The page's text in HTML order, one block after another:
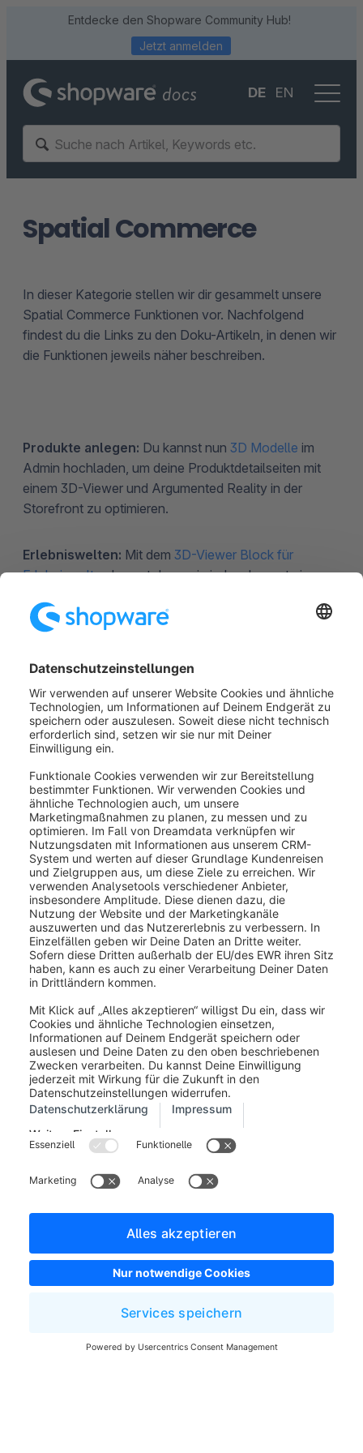
Entdecke den Shopware Community Hub!
Jetzt anmelden
DE EN
Spatial Commerce
In dieser Kategorie stellen wir dir gesammelt unsere
Spatial Commerce Funktionen vor. Nachfolgend
findest du die Links zu den Doku-Artikeln, in denen wir
die Funktionen jeweils näher beschreiben.
Produkte anlegen: Du kannst nun 3D Modelle im
Admin hochladen, um deine Produktdetailseiten mit
einem 3D-Viewer und Argumented Reality in der
Storefront zu optimieren.
Erlebniswelten: Mit dem 3D-Viewer Block für
Erlebnisweltenkannst du nun in jedem Layout ein
Instorier, den norwegischen Experten für digitales
die fünf verschiedene3D Elementefür die
Erlebniswelten bietet, um deine Produkte innovativ zu
präsentieren.
Scene Editor:Mit demScene Editor(Blueprint)
kannst du verschiedenste 3D Szenen erstellen, dein
Produkt platzieren und einfach Bilder generieren.
Erstelle unbegrenzt Bilder von deinen Szenen, die
perfekt auf deine Produkte abgestimmt sind.
Die Inhalte dieser Kategorie als PDF
herunterladen
Allgemeine Geschäftsbedingungen
Entwickler Newsletter
Shopware Webseite
Cookie-Einstellungen